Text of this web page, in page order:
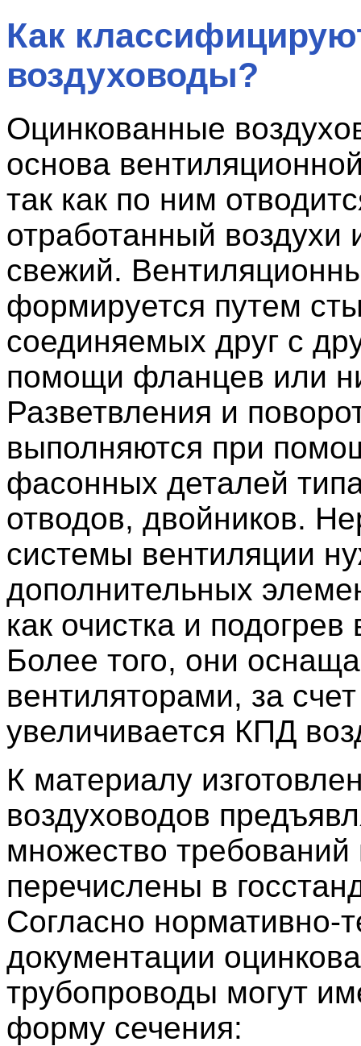
Как
воздуховоды?
Оцинкованные
основа
так как по ним
отработанный воздухи
свежий.
формируется путем
соединяемых друг с
помощи фланцев или
Разветвления и
выполняются при
фасонных деталей
отводов, двойников.
системы вентиляции
дополнительных
как очистка и подогрев
Более того, они
вентиляторами, за
увеличивается КПД
К материалу
воздуховодов
множество требований
перечислены в
Согласно нормативно-
документации
трубопроводы могут
форму сечения: